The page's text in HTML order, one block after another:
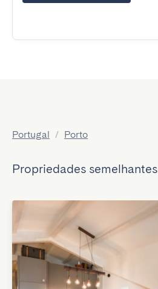
Portugal / Porto
Propriedades semelhantes